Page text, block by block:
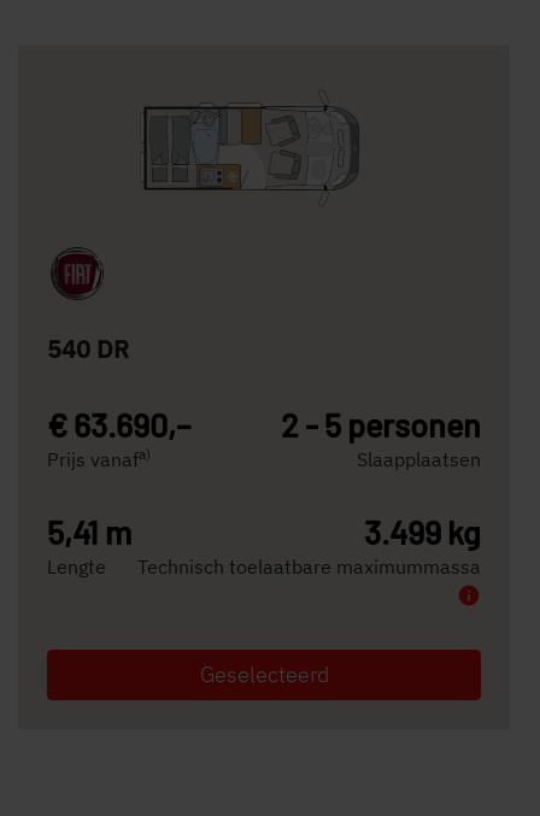
540 DR
€ 63.690,–
Prijs vanafa)
2 - 5 personen
Slaapplaatsen
5,41 m
Lengte
3.499 kg
Technisch toelaatbare maximummassa
Geselecteerd